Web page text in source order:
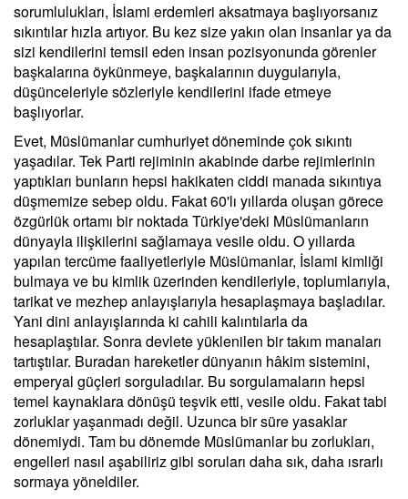
sorumlulukları, İslami erdemleri aksatmaya başlıyorsanız
sıkıntılar hızla artıyor. Bu kez size yakın olan insanlar ya da
sizi kendilerini temsil eden insan pozisyonunda görenler
başkalarına öykünmeye, başkalarının duygularıyla,
düşünceleriyle sözleriyle kendilerini ifade etmeye
başlıyorlar.
Evet, Müslümanlar cumhuriyet döneminde çok sıkıntı
yaşadılar. Tek Parti rejiminin akabinde darbe rejimlerinin
yaptıkları bunların hepsi hakikaten ciddi manada sıkıntıya
düşmemize sebep oldu. Fakat 60'lı yıllarda oluşan görece
özgürlük ortamı bir noktada Türkiye'deki Müslümanların
dünyayla ilişkilerini sağlamaya vesile oldu. O yıllarda
yapılan tercüme faaliyetleriyle Müslümanlar, İslami kimliği
bulmaya ve bu kimlik üzerinden kendileriyle, toplumlarıyla,
tarikat ve mezhep anlayışlarıyla hesaplaşmaya başladılar.
Yani dini anlayışlarında ki cahili kalıntılarla da
hesaplaştılar. Sonra devlete yüklenilen bir takım manaları
tartıştılar. Buradan hareketler dünyanın hâkim sistemini,
emperyal güçleri sorguladılar. Bu sorgulamaların hepsi
temel kaynaklara dönüşü teşvik etti, vesile oldu. Fakat tabi
zorluklar yaşanmadı değil. Uzunca bir süre yasaklar
dönemiydi. Tam bu dönemde Müslümanlar bu zorlukları,
engelleri nasıl aşabiliriz gibi soruları daha sık, daha ısrarlı
sormaya yöneldiler.